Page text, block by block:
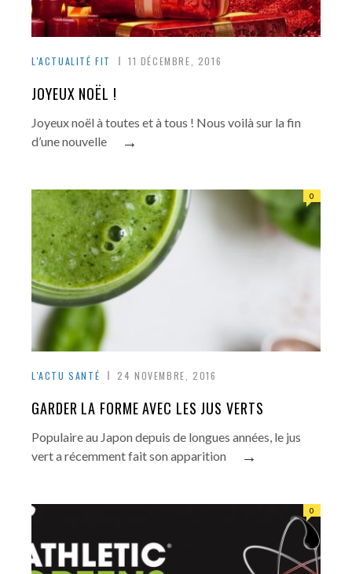
L'ACTUALITÉ FIT 11 DÉCEMBRE, 2016
JOYEUX NOËL !
Joyeux noël à toutes et à tous ! Nous voilà sur la fin
d’une nouvelle
→
L'ACTU SANTÉ 24 NOVEMBRE, 2016
0
GARDER LA FORME AVEC LES JUS VERTS
Populaire au Japon depuis de longues années, le jus
vert a récemment fait son apparition
→
0